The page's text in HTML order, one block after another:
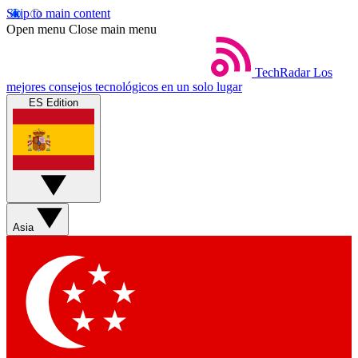
Skip to main content
Open menu Close main menu
TechRadar Los
mejores consejos tecnológicos en un solo lugar
ES Edition
Asia